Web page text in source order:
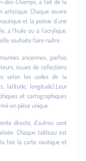
artistique. Chaque œuvre
et la poésie d’une
à l’huile ou à l’acrylique,
souhaite faire naître.
anciennes, parfois
issues de collections
selon les codes de la
latitude, longitude).Leur
et cartographiques
en pièce unique.
directe, d’autres sont
Chaque tableau est
fois la carte nautique et